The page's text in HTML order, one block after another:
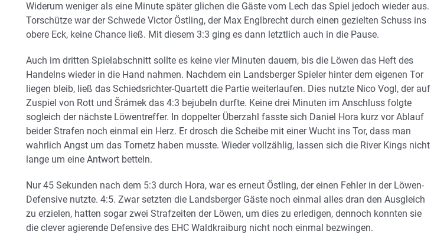
Widerum weniger als eine Minute später glichen die Gäste vom Lech das Spiel jedoch wieder aus.
Torschütze war der Schwede Victor Östling, der Max Englbrecht durch einen gezielten Schuss ins
obere Eck, keine Chance ließ. Mit diesem 3:3 ging es dann letztlich auch in die Pause.
Auch im dritten Spielabschnitt sollte es keine vier Minuten dauern, bis die Löwen das Heft des
Handelns wieder in die Hand nahmen. Nachdem ein Landsberger Spieler hinter dem eigenen Tor
liegen bleib, ließ das Schiedsrichter-Quartett die Partie weiterlaufen. Dies nutzte Nico Vogl, der auf
Zuspiel von Rott und Šrámek das 4:3 bejubeln durfte. Keine drei Minuten im Anschluss folgte
sogleich der nächste Löwentreffer. In doppelter Überzahl fasste sich Daniel Hora kurz vor Ablauf
beider Strafen noch einmal ein Herz. Er drosch die Scheibe mit einer Wucht ins Tor, dass man
wahrlich Angst um das Tornetz haben musste. Wieder vollzählig, lassen sich die River Kings nicht
lange um eine Antwort betteln.
Nur 45 Sekunden nach dem 5:3 durch Hora, war es erneut Östling, der einen Fehler in der Löwen-
Defensive nutzte. 4:5. Zwar setzten die Landsberger Gäste noch einmal alles dran den Ausgleich
zu erzielen, hatten sogar zwei Strafzeiten der Löwen, um dies zu erledigen, dennoch konnten sie
die clever agierende Defensive des EHC Waldkraiburg nicht noch einmal bezwingen.